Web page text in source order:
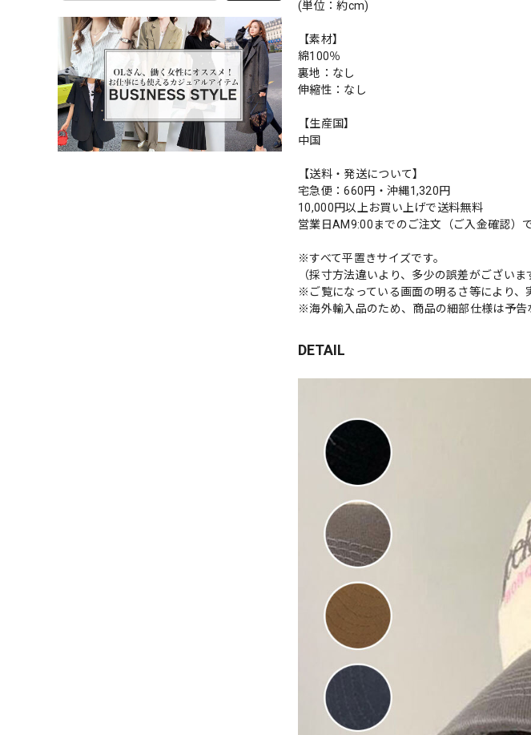
(単位：約cm)
【素材】
綿100％
裏地：なし
伸縮性：なし
【生産国】
中国
【送料・発送について】
宅急便：660円・沖縄1,320円
10,000円以上お買い上げで送料無料
営業日AM9:00までのご注文（ご入金確認）
※すべて平置きサイズです。
（採寸方法違いより、多少の誤差がございま
※ご覧になっている画面の明るさ等により、
※海外輸入品のため、商品の細部仕様は予告
DETAIL